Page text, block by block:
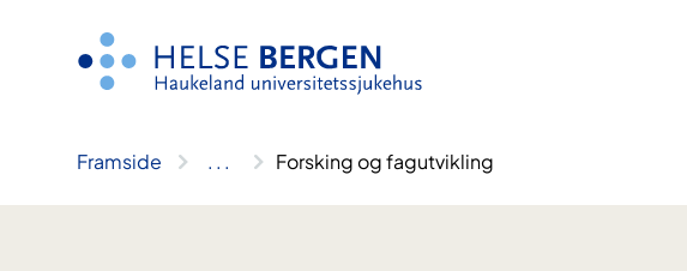
Framside .. . Forsking og fagutvikling